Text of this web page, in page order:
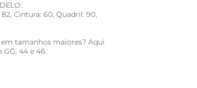
82, Cintura: 60, Quadril: 90,
tamanhos maiores? Aqui
GG, 44 e 46.